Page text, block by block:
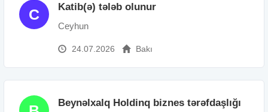
C Katib(ə) tələb olunur
Ceyhun
24.07.2026 Bakı
Beynəlxalq Holdinq biznes tərəfdaşlığı